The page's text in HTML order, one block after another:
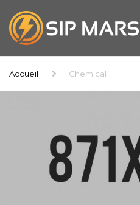
Accueil Chemical